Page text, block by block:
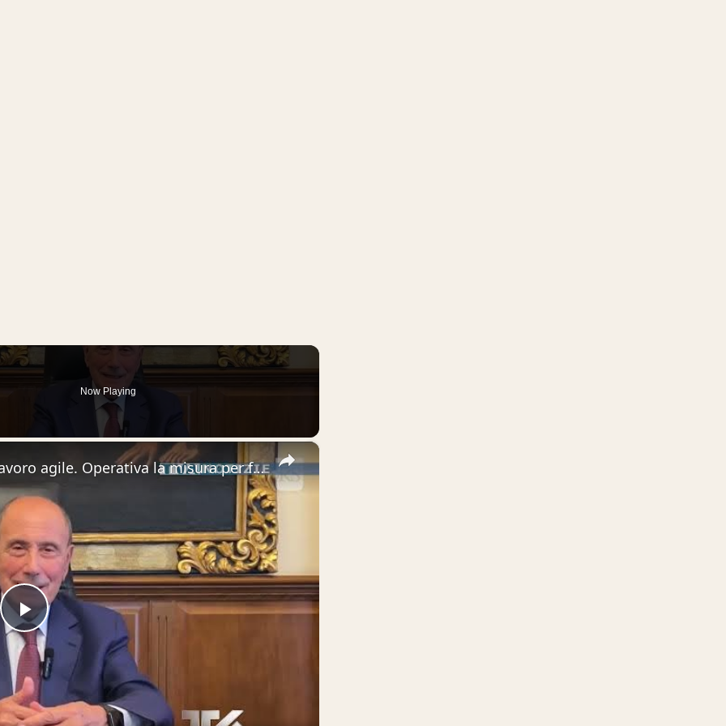
Now Playing
×
Play
Video
Pubblicato avviso per incentivi lavoro agile. Operativa la misura per favorire la permanenza o il ri